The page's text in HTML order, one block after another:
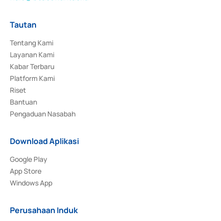
Tautan
Tentang Kami
Layanan Kami
Kabar Terbaru
Platform Kami
Riset
Bantuan
Pengaduan Nasabah
Download Aplikasi
Google Play
App Store
Windows App
Perusahaan Induk